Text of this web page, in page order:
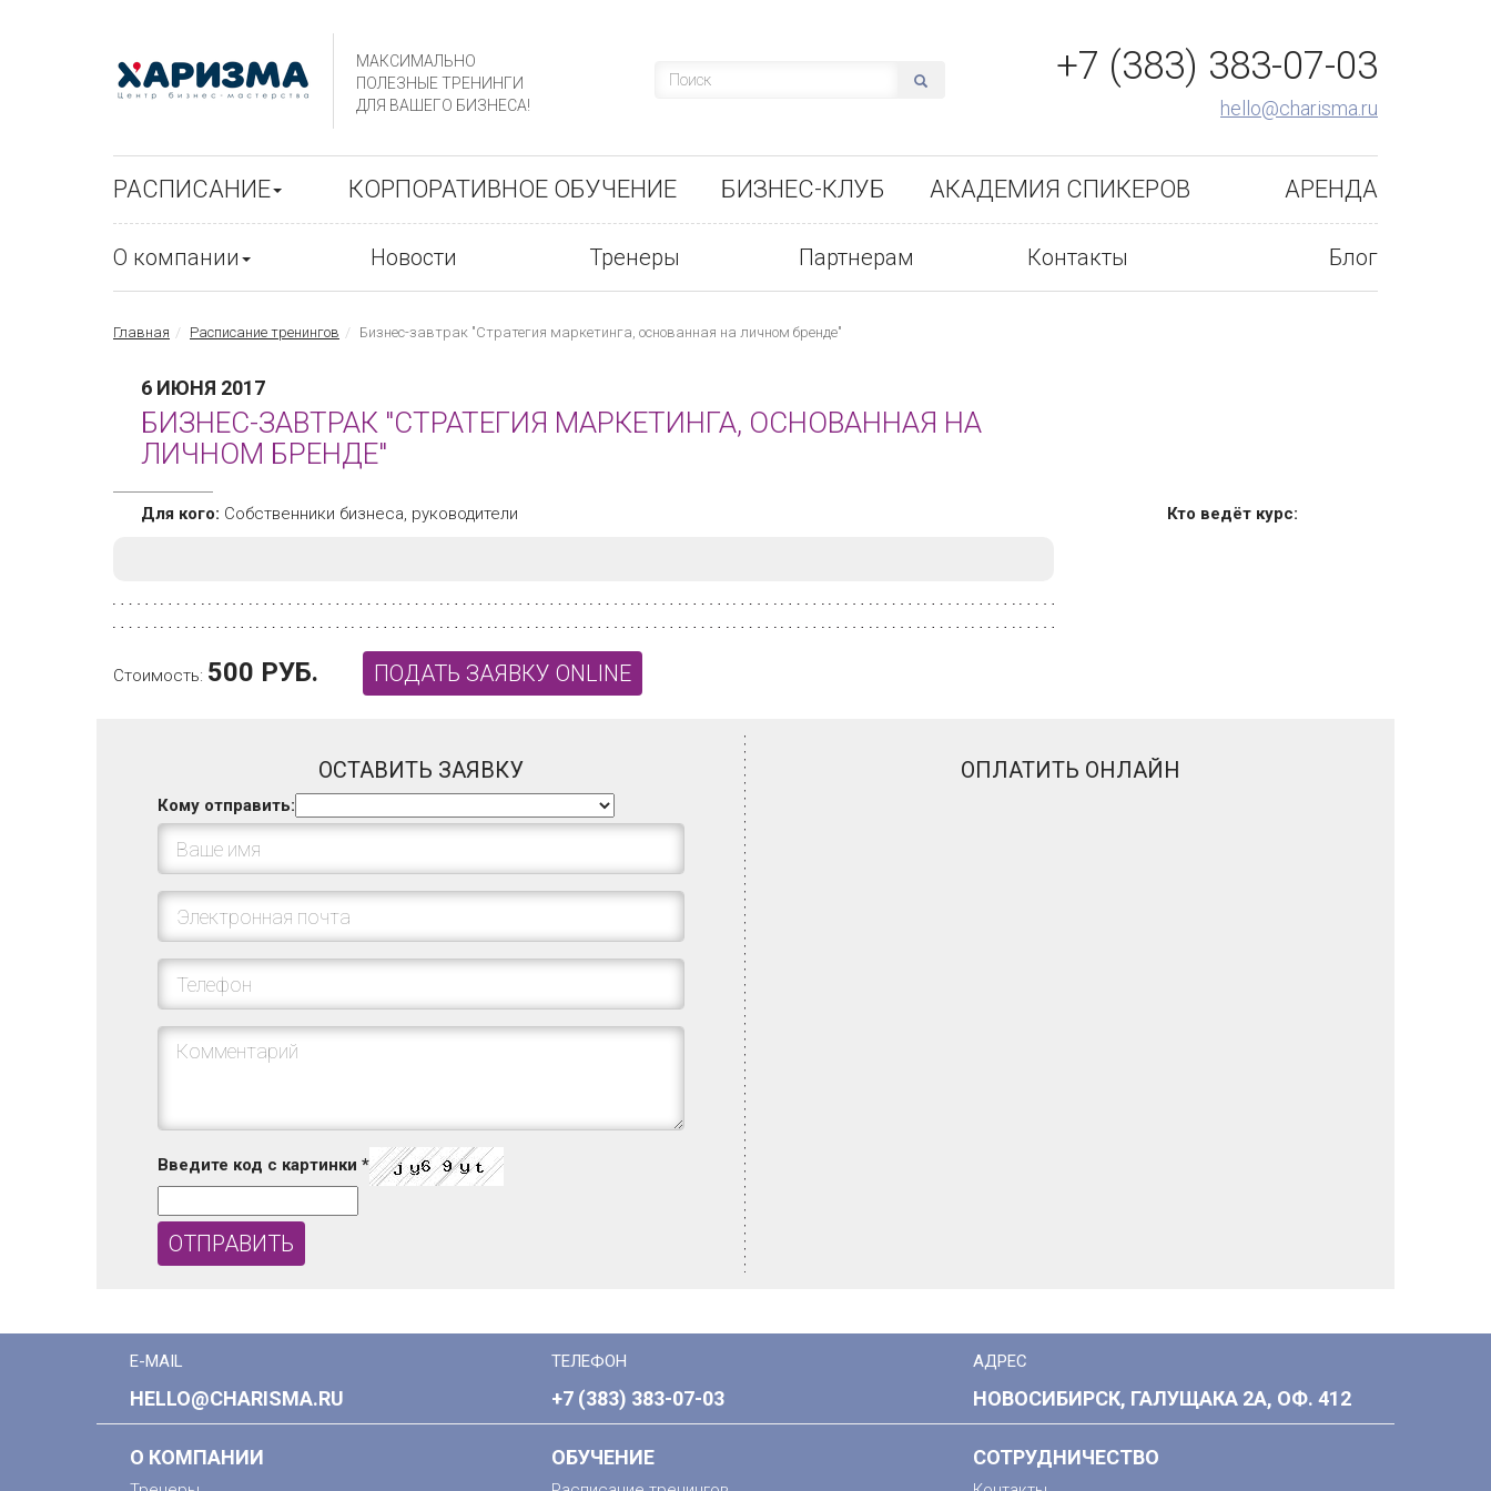
МАКСИМАЛЬНО
ПОЛЕЗНЫЕ ТРЕНИНГИ
ДЛЯ ВАШЕГО БИЗНЕСА!
+7 (383) 383-07-03
hello@charisma.ru
РАСПИСАНИЕ КОРПОРАТИВНОЕ ОБУЧЕНИЕ БИЗНЕС-КЛУБ АКАДЕМИЯ СПИКЕРОВ АРЕНДА
О компании Новости Тренеры Партнерам Контакты Блог
Главная Расписание тренингов Бизнес-завтрак "Стратегия маркетинга, основанная на личном бренде"
6 ИЮНЯ 2017
БИЗНЕС-ЗАВТРАК "СТРАТЕГИЯ МАРКЕТИНГА, ОСНОВАННАЯ НА
ЛИЧНОМ БРЕНДЕ"
Для кого: Собственники бизнеса, руководители
Стоимость: 500 РУБ. ПОДАТЬ ЗАЯВКУ ONLINE
Кто ведёт курс:
ОСТАВИТЬ ЗАЯВКУ
Кому отправить:
Введите код с картинки *
ОПЛАТИТЬ ОНЛАЙН
E-MAIL
HELLO@CHARISMA.RU
ТЕЛЕФОН
+7 (383) 383-07-03
АДРЕС
НОВОСИБИРСК, ГАЛУЩАКА 2А, ОФ. 412
О КОМПАНИИ ОБУЧЕНИЕ СОТРУДНИЧЕСТВО